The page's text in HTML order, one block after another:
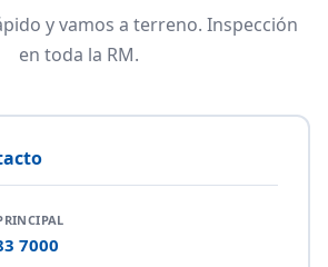
y vamos a terreno. Inspección
en toda la RM.
7000